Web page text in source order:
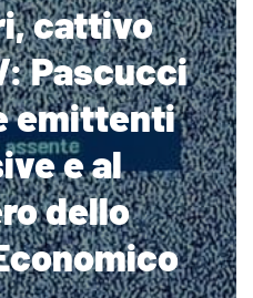
cattivo
Pascucci
emittenti
e al
dello